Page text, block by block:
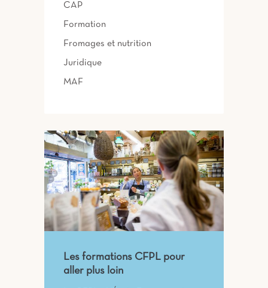
CAP
Formation
Fromages et nutrition
Juridique
MAF
Les formations CFPL pour
aller plus loin